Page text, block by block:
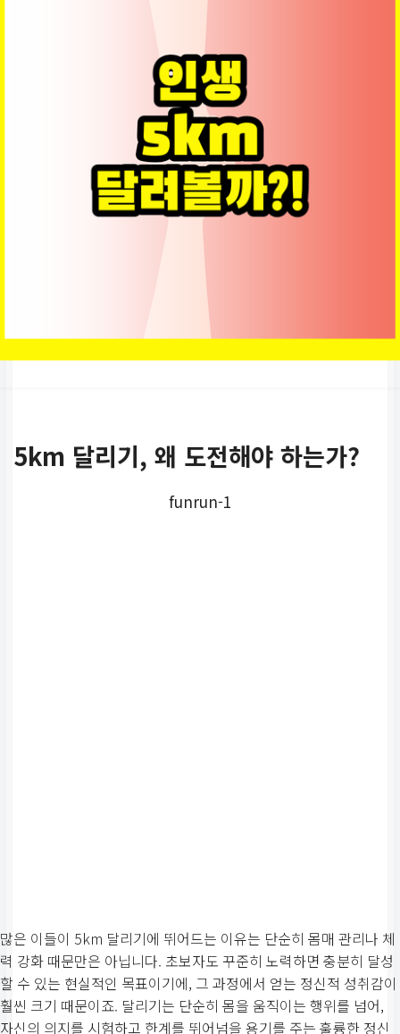
5km 달리기, 왜 도전해야 하는가?
funrun-1
많은 이들이 5km 달리기에 뛰어드는 이유는 단순히 몸매 관리나 체
력 강화 때문만은 아닙니다. 초보자도 꾸준히 노력하면 충분히 달성
할 수 있는 현실적인 목표이기에, 그 과정에서 얻는 정신적 성취감이
훨씬 크기 때문이죠. 달리기는 단순히 몸을 움직이는 행위를 넘어,
자신의 의지를 시험하고 한계를 뛰어넘을 용기를 주는 훌륭한 정신